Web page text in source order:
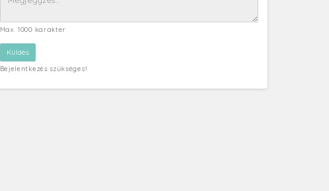
Max. 1000 karakter
Bejelentkezés szükséges!